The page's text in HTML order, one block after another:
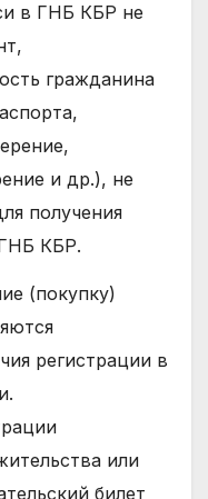
в ГНБ КБР не
гражданина
и др.), не
получения
ГНБ КБР.
(покупку)
регистрации в
или
билет